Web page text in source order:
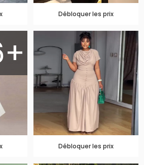
Débloquer les prix
Débloquer les prix